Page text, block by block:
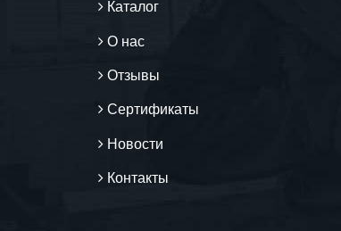
Каталог
О нас
Отзывы
Сертификаты
Новости
Контакты